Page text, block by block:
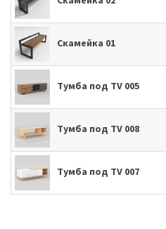
Скамейка 01
Тумба под TV 005
Тумба под TV 008
Тумба под TV 007